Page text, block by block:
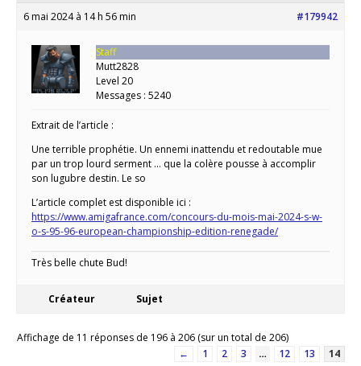
6 mai 2024 à 14 h 56 min #179942
Staff
Mutt2828
Level 20
Messages : 5240
Extrait de l’article :
Une terrible prophétie. Un ennemi inattendu et redoutable mue
par un trop lourd serment … que la colère pousse à accomplir
son lugubre destin. Le so
L’article complet est disponible ici :
https://www.amigafrance.com/concours-du-mois-mai-2024-s-w-
o-s-95-96-european-championship-edition-renegade/
Très belle chute Bud!
Créateur Sujet
Affichage de 11 réponses de 196 à 206 (sur un total de 206)
←
1 2 3 … 12 13
14